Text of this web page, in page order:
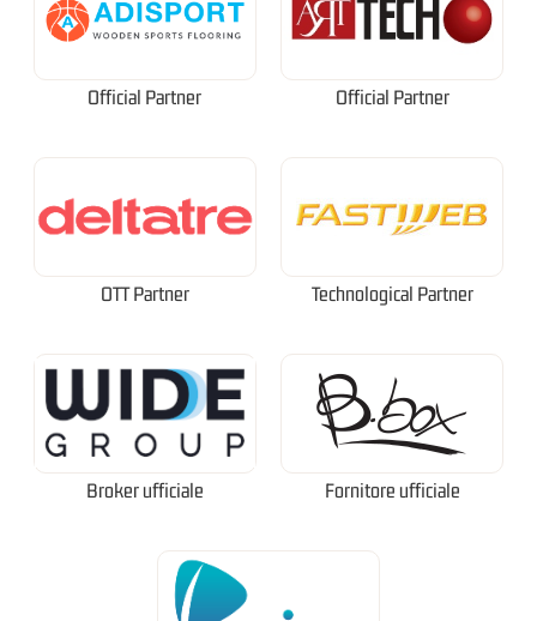
Official Partner Official Partner
OTT Partner Technological Partner
Broker ufficiale Fornitore ufficiale